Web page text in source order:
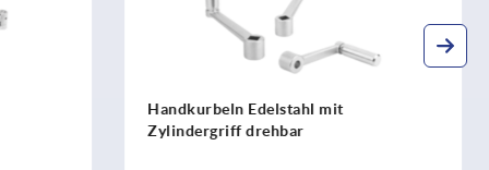
Handkurbeln Aluminium mit
Sicherheits-Zylindergriff